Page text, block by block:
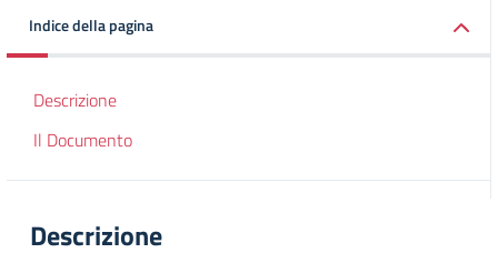
Indice della pagina
Descrizione
Il Documento
Descrizione